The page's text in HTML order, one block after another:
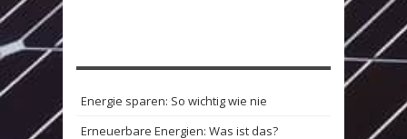
Energie sparen: So wichtig wie nie
Erneuerbare Energien: Was ist das?